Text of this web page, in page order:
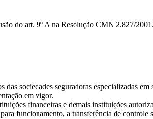
do art. 9º A na Resolução CMN 2.827/2001.
sociedades seguradoras especializadas
em vigor.
financeiras e demais instituições
funcionamento, a transferência de controle